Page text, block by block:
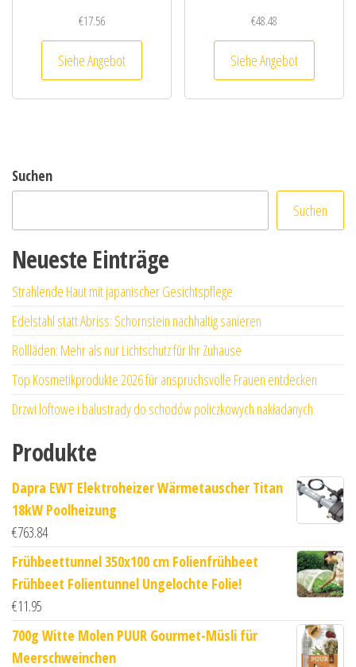
€17.56
Siehe Angebot
€48.48
Siehe Angebot
Suchen
Suchen
Neueste Einträge
Strahlende Haut mit japanischer Gesichtspflege
Edelstahl statt Abriss: Schornstein nachhaltig sanieren
Rollläden: Mehr als nur Lichtschutz für Ihr Zuhause
Top Kosmetikprodukte 2026 für anspruchsvolle Frauen entdecken
Drzwi loftowe i balustrady do schodów policzkowych nakładanych
Produkte
Dapra EWT Elektroheizer Wärmetauscher Titan
18kW Poolheizung
€763.84
Frühbeettunnel 350x100 cm Folienfrühbeet
Frühbeet Folientunnel Ungelochte Folie!
€11.95
700g Witte Molen PUUR Gourmet-Müsli für
Meerschweinchen